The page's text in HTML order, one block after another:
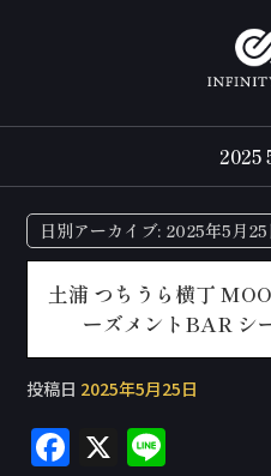
2025
日別アーカイブ: 2025年5月25
土浦 つちうら横丁
ーズメントBAR シ
投稿日 2025年5月25日
F X